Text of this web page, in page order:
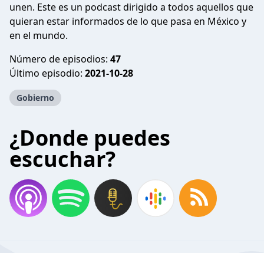
unen. Este es un podcast dirigido a todos aquellos que
quieran estar informados de lo que pasa en México y
en el mundo.
Número de episodios: 47
Último episodio: 2021-10-28
Gobierno
¿Donde puedes
escuchar?